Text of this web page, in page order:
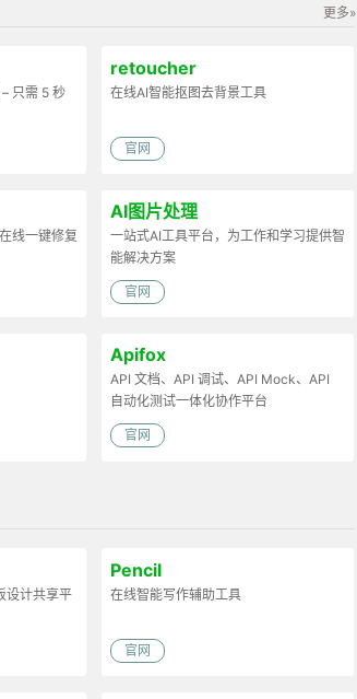
更多»
只需 5 秒
retoucher
在线AI智能抠图去背景工具
官网
线一键修复
AI图片处理
一站式AI工具平台，为工作和学习提供智
能解决方案
官网
Apifox
API 文档、API 调试、API Mock、API
自动化测试一体化协作平台
官网
设计共享平
Pencil
在线智能写作辅助工具
官网